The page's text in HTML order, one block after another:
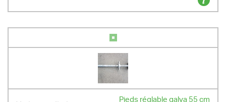
Pieds réglable galva 55 cm